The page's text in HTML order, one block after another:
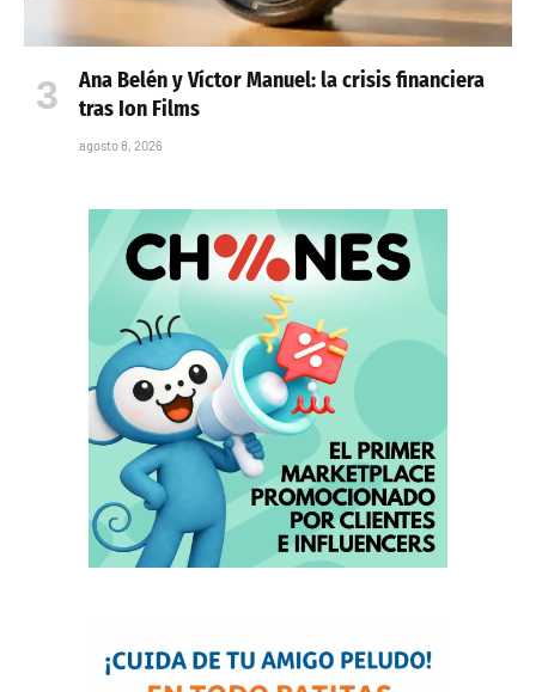
Ana Belén y Víctor Manuel: la crisis financiera
tras Ion Films
agosto 8, 2026